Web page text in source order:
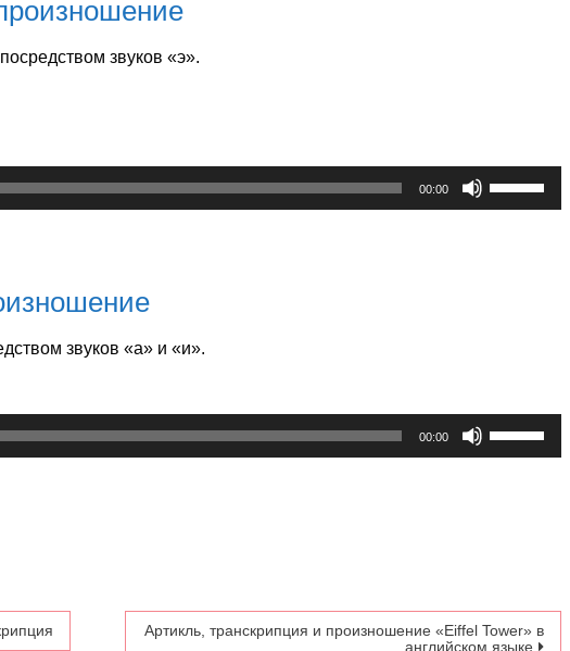
звуков «э».
00:00
звуков «а» и «и».
00:00
уменьшить
громкость.
Артикль, транскрипция и произношение «Eiffel Tower» в
английском языке